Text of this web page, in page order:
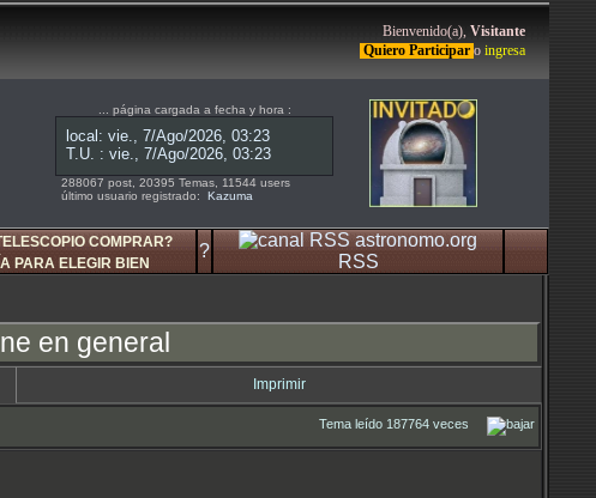
Bienvenido(a), Visitante
Quiero Participar o ingresa
... página cargada a fecha y hora :
288067 post, 20395 Temas, 11544 users
último usuario registrado: Kazuma
COMPRAR?
PARA ELEGIR BIEN
?
RSS
en general
Imprimir
Tema leído 187764 veces